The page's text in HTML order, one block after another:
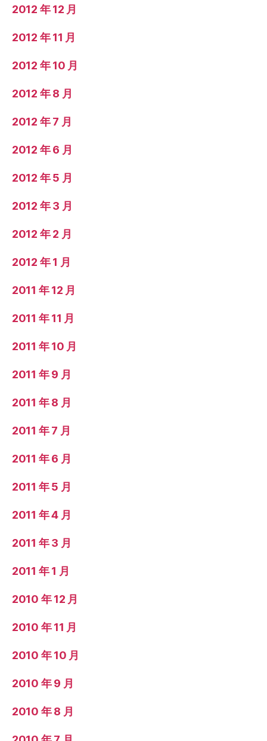
2012 年 12 月
2012 年 11 月
2012 年 10 月
2012 年 8 月
2012 年 7 月
2012 年 6 月
2012 年 5 月
2012 年 3 月
2012 年 2 月
2012 年 1 月
2011 年 12 月
2011 年 11 月
2011 年 10 月
2011 年 9 月
2011 年 8 月
2011 年 7 月
2011 年 6 月
2011 年 5 月
2011 年 4 月
2011 年 3 月
2011 年 1 月
2010 年 12 月
2010 年 11 月
2010 年 10 月
2010 年 9 月
2010 年 8 月